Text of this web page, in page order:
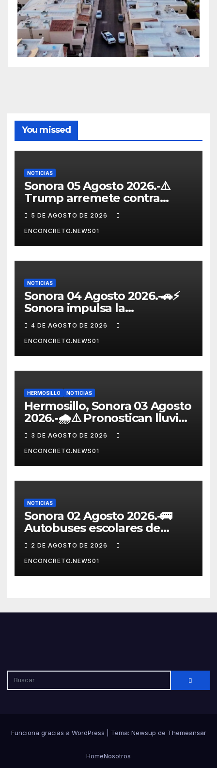
You missed
NOTICIAS
Sonora 05 Agosto 2026.-⚠️
Trump arremete contra
México, Canadá y otras
potencias por supuestos
abusos comerciales
5 DE AGOSTO DE 2026
ENCONCRETO.NEWS01
NOTICIAS
Sonora 04 Agosto 2026.-🚗⚡
Sonora impulsa la
electromovilidad con
«Beyond», un vehículo
eléctrico desarrollado junto
al ITH
4 DE AGOSTO DE 2026
ENCONCRETO.NEWS01
HERMOSILLO NOTICIAS
Hermosillo, Sonora 03 Agosto
2026.-🌧️⚠️ Pronostican lluvias
para Hermosillo esta noche;
norte de Sonora registra
mayor potencial de
tormentas
3 DE AGOSTO DE 2026
ENCONCRETO.NEWS01
NOTICIAS
Sonora 02 Agosto 2026.-🚌
Autobuses escolares de
Japón sorprenden al mundo
por su seguridad y disciplina
2 DE AGOSTO DE 2026
ENCONCRETO.NEWS01
Funciona gracias a WordPress Tema: Newsup de Themeansar
HomeNosotros